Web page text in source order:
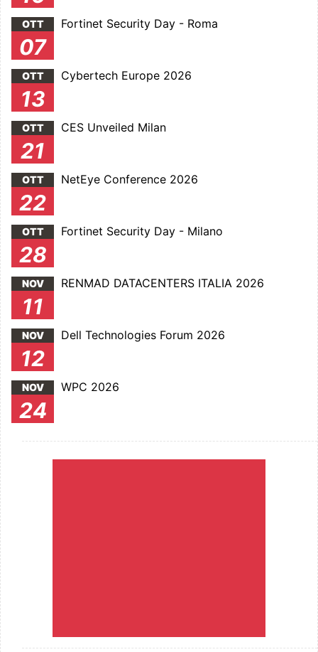
OTT
07
Fortinet Security Day - Roma
OTT
13
Cybertech Europe 2026
OTT
21
CES Unveiled Milan
OTT
22
NetEye Conference 2026
OTT
28
Fortinet Security Day - Milano
NOV
11
RENMAD DATACENTERS ITALIA 2026
NOV
12
Dell Technologies Forum 2026
NOV
24
WPC 2026